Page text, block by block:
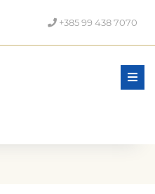
+385 99 438 7070